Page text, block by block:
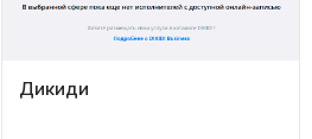
Дикиди